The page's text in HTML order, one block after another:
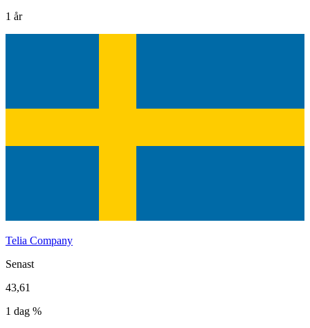
1 år
Telia Company
Senast
43,61
1 dag %